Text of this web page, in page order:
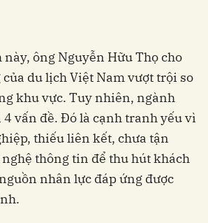
ông Nguyễn Hữu Thọ cho
du lịch Việt Nam vượt trội so
khu vực. Tuy nhiên, ngành
vấn đề. Đó là cạnh tranh yếu vì
thiếu liên kết, chưa tận
thông tin để thu hút khách
nhân lực đáp ứng được